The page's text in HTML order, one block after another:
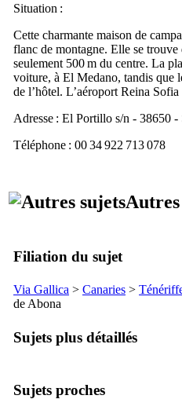
Situation :
Cette charmante maison de
flanc de montagne. Elle se
seulement 500 m du centre. La
voiture, à El Medano, tandis que
de l’hôtel. L’aéroport Reina Sofia
Adresse : El Portillo s/n - 38650 -
Téléphone : 00 34 922 713 078
Filiation du sujet
Via Gallica > Canaries >
de Abona
Sujets plus détaillés
Sujets proches